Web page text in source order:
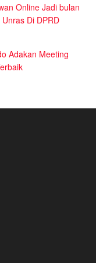
Online Jadi bulan
Di DPRD
Adakan Meeting